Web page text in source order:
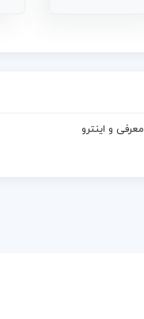
معرفی و اینترو